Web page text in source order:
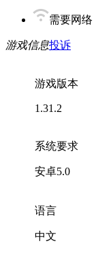
需要网络
游戏信息投诉
游戏版本
1.31.2
系统要求
安卓5.0
语言
中文